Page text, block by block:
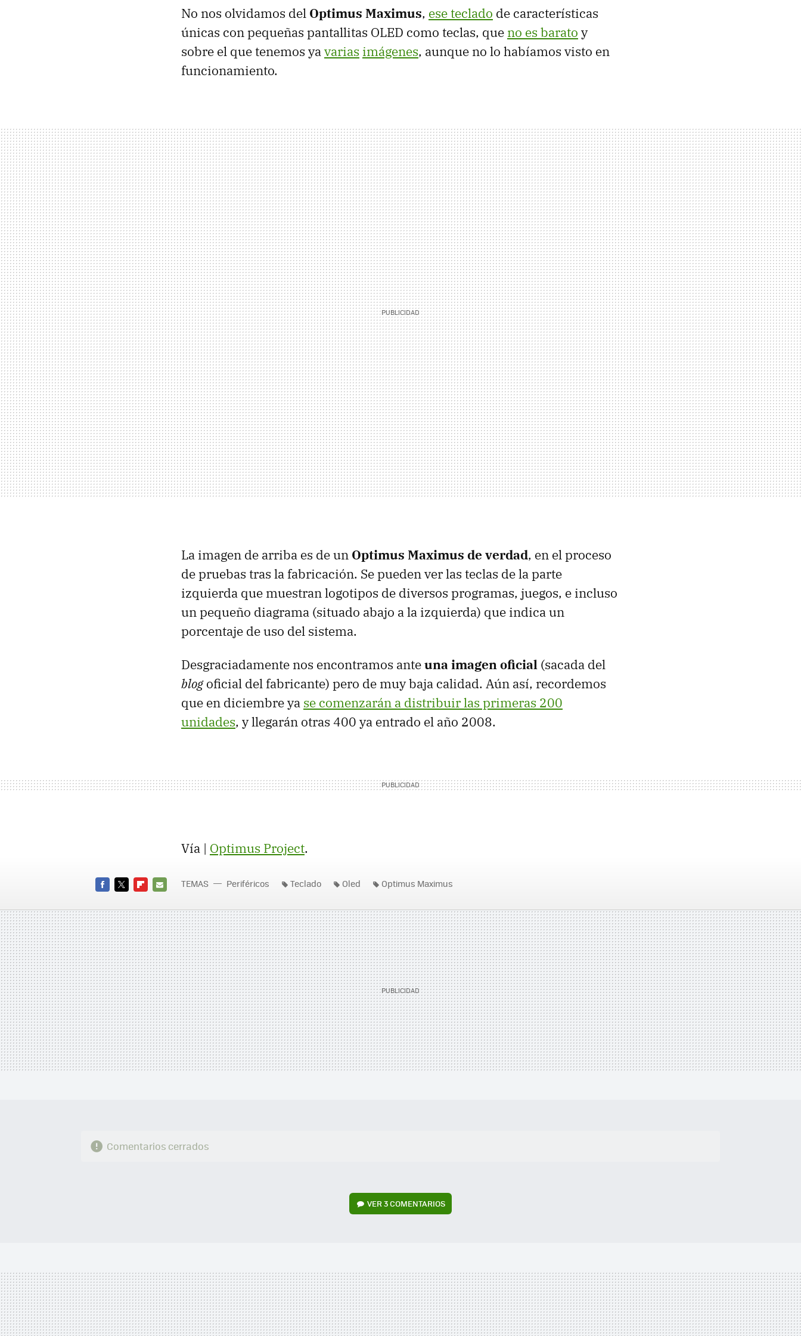
No nos olvidamos del Optimus Maximus, ese teclado de características
únicas con pequeñas pantallitas OLED como teclas, que no es barato y
sobre el que tenemos yavarias imágenes, aunque no lo habíamos visto en
funcionamiento.
La imagen de arriba es de un Optimus Maximus de verdad, en el proceso
de pruebas tras la fabricación. Se pueden ver las teclas de la parte
izquierda que muestran logotipos de diversos programas, juegos, e incluso
un pequeño diagrama (situado abajo a la izquierda) que indica un
porcentaje de uso del sistema.
Desgraciadamente nos encontramos anteuna imagen oficial (sacada del
blogoficial del fabricante) pero de muy baja calidad. Aún así, recordemos
que en diciembre ya se comenzarán a distribuir las primeras 200
unidades, y llegarán otras 400 ya entrado el año 2008.
Vía | Optimus Project.
MAIL
TEMAS Periféricos Teclado Oled Optimus Maximus
Comentarios cerrados
VER3 COMENTARIOS